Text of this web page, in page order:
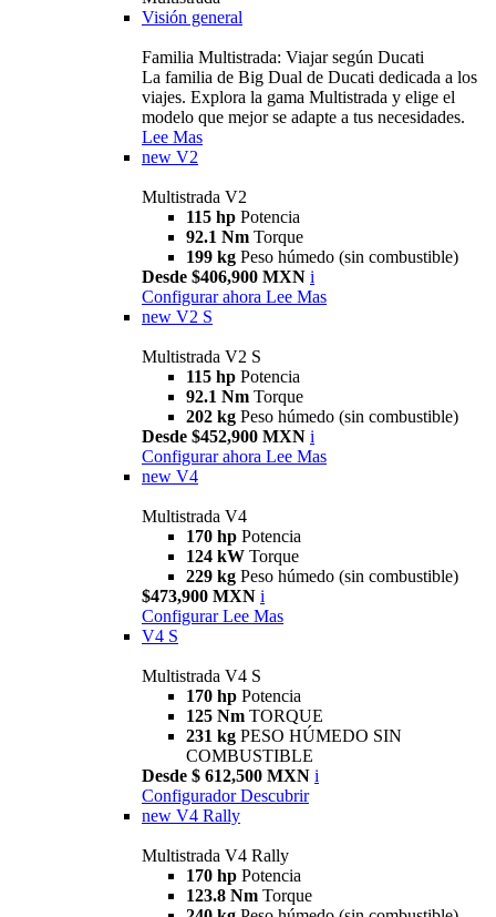
Visión general
Familia Multistrada: Viajar según Ducati
La familia de Big Dual de Ducati dedicada a los
viajes. Explora la gama Multistrada y elige el
modelo que mejor se adapte a tus necesidades.
Lee Mas
new V2
Multistrada V2
115 hp Potencia
92.1 Nm Torque
199 kg Peso húmedo (sin combustible)
Desde $406,900 MXN i
Configurar ahora Lee Mas
new V2 S
Multistrada V2 S
115 hp Potencia
92.1 Nm Torque
202 kg Peso húmedo (sin combustible)
Desde $452,900 MXN i
Configurar ahora Lee Mas
new V4
Multistrada V4
170 hp Potencia
124 kW Torque
229 kg Peso húmedo (sin combustible)
$473,900 MXN i
Configurar Lee Mas
V4 S
Multistrada V4 S
170 hp Potencia
125 Nm TORQUE
231 kg PESO HÚMEDO SIN
COMBUSTIBLE
Desde $ 612,500 MXN i
Configurador Descubrir
new V4 Rally
Multistrada V4 Rally
170 hp Potencia
123.8 Nm Torque